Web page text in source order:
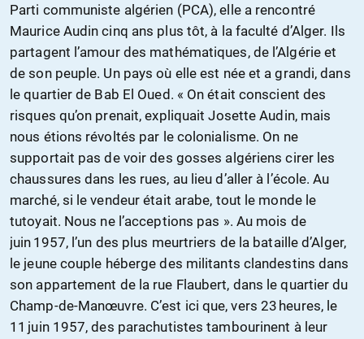
Parti communiste algérien (PCA), elle a rencontré
Maurice Audin cinq ans plus tôt, à la faculté d’Alger. Ils
partagent l’amour des mathématiques, de l’Algérie et
de son peuple. Un pays où elle est née et a grandi, dans
le quartier de Bab El Oued. « On était conscient des
risques qu’on prenait, expliquait Josette Audin, mais
nous étions révoltés par le colonialisme. On ne
supportait pas de voir des gosses algériens cirer les
chaussures dans les rues, au lieu d’aller à l’école. Au
marché, si le vendeur était arabe, tout le monde le
tutoyait. Nous ne l’acceptions pas ». Au mois de
juin 1957, l’un des plus meurtriers de la bataille d’Alger,
le jeune couple héberge des militants clandestins dans
son appartement de la rue Flaubert, dans le quartier du
Champ-de-Manœuvre. C’est ici que, vers 23 heures, le
11 juin 1957, des parachutistes tambourinent à leur